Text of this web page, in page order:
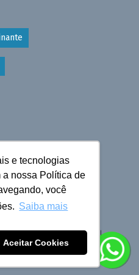
e tecnologias
a nossa Política de
você
Saiba mais
Aceitar Cookies
© 2026 Cruzeiro do Sul